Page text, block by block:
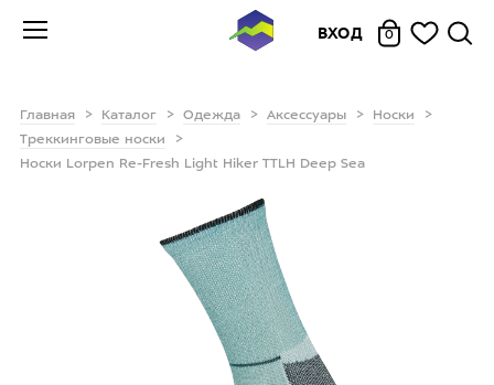
ВХОД 0
Главная Каталог Одежда Аксессуары
Носки
Треккинговые носки
Носки Lorpen Re-Fresh Light Hiker TTLH Deep Sea